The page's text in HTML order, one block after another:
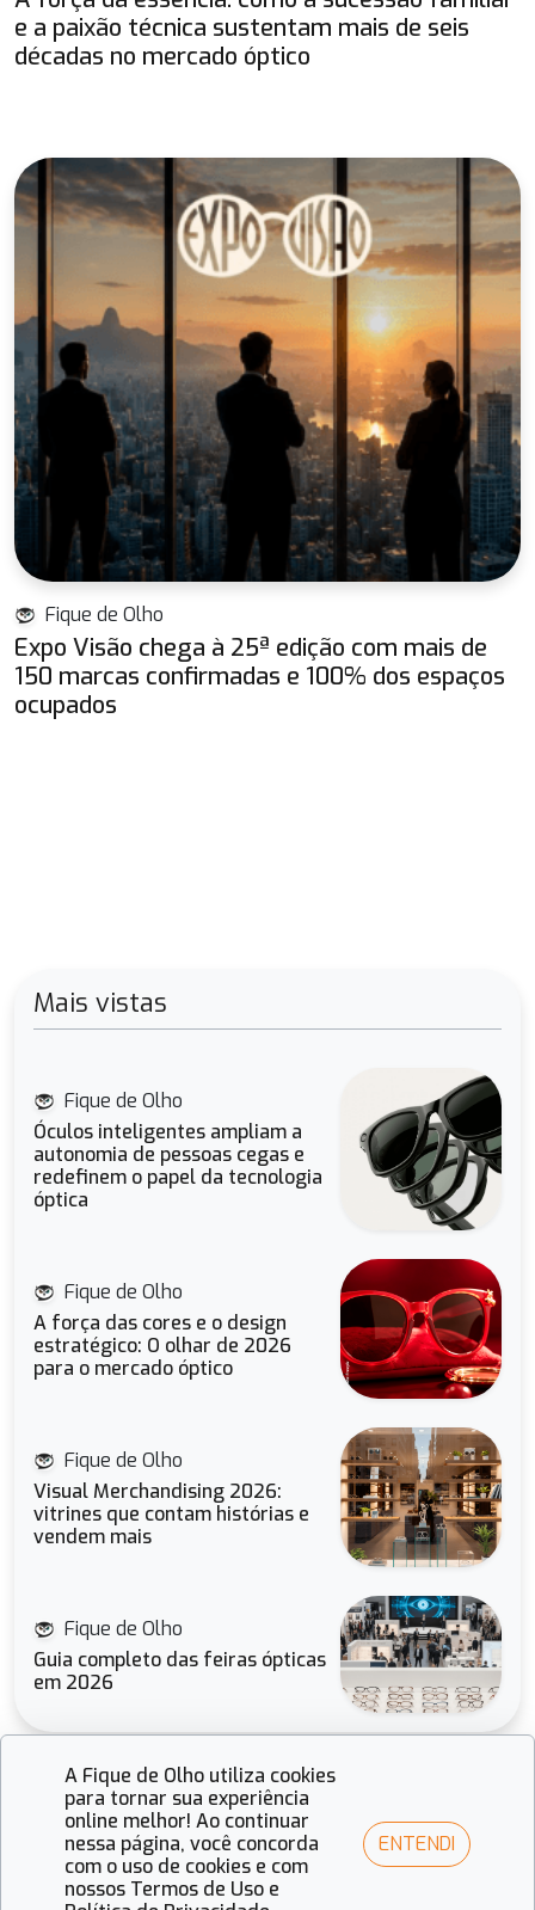
e a paixão técnica sustentam mais de seis
décadas no mercado óptico
Fique de Olho
Expo Visão chega à 25ª edição com mais de
150 marcas confirmadas e 100% dos espaços
ocupados
Mais vistas
Fique de Olho
Óculos inteligentes ampliam a
autonomia de pessoas cegas e
redefinem o papel da tecnologia
óptica
Fique de Olho
A força das cores e o design
estratégico: O olhar de 2026
para o mercado óptico
Fique de Olho
Visual Merchandising 2026:
vitrines que contam histórias e
vendem mais
Fique de Olho
Guia completo das feiras ópticas
em 2026
Receba todas as novidades do setor
A Fique de Olho utiliza cookies
para tornar sua experiência
online melhor! Ao continuar
nessa página, você concorda
com o uso de cookies e com
nossos Termos de Uso e
ENTENDI